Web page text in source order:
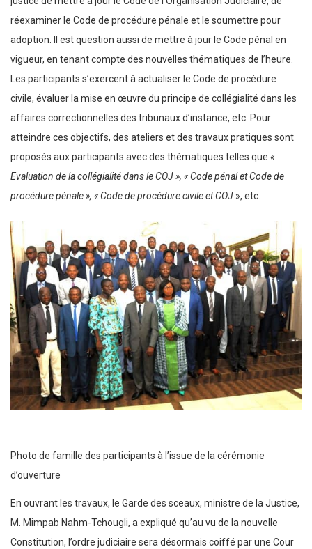
réexaminer le Code de procédure pénale et le soumettre pour
adoption. Il est question aussi de mettre à jour le Code pénal en
vigueur, en tenant compte des nouvelles thématiques de l’heure.
Les participants s’exercent à actualiser le Code de procédure
civile, évaluer la mise en œuvre du principe de collégialité dans les
affaires correctionnelles des tribunaux d’instance, etc. Pour
atteindre ces objectifs, des ateliers et des travaux pratiques sont
proposés aux participants avec des thématiques telles que «
Evaluation de la collégialité dans le COJ », « Code pénal et Code de
procédure pénale », « Code de procédure civile et COJ », etc.
Photo de famille des participants à l’issue de la cérémonie
d’ouverture
En ouvrant les travaux, le Garde des sceaux, ministre de la Justice,
M. Mimpab Nahm-Tchougli, a expliqué qu’au vu de la nouvelle
Constitution, l’ordre judiciaire sera désormais coiffé par une Cour